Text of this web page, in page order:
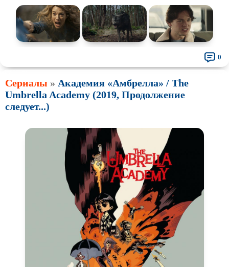
0
Сериалы » Академия «Амбрелла» / The
Umbrella Academy (2019, Продолжение
следует...)